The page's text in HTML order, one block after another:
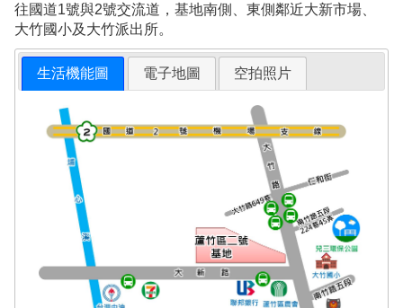
往國道1號與2號交流道，基地南側、東側鄰近大新市場、
大竹國小及大竹派出所。
生活機能圖 電子地圖 空拍照片